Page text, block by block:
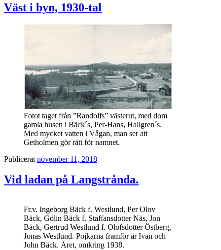
Väst i byn, 1930-tal
Fotot taget från ”Randolfs” västerut, med dom
gamla husen i Bäck´s, Per-Hans, Hallgren´s.
Med mycket vatten i Vågan, man ser att
Getholmen gör rätt för namnet.
Publicerat november 11, 2018
Vid ladan på Langstrånda.
Fr.v. Ingeborg Bäck f. Westlund, Per Olov
Bäck, Gölin Bäck f. Staffansdotter Näs, Jon
Bäck, Gertrud Westlund f. Olofsdotter Östberg,
Jonas Westlund. Pojkarna framför är Ivan och
John Bäck. Året, omkring 1938.